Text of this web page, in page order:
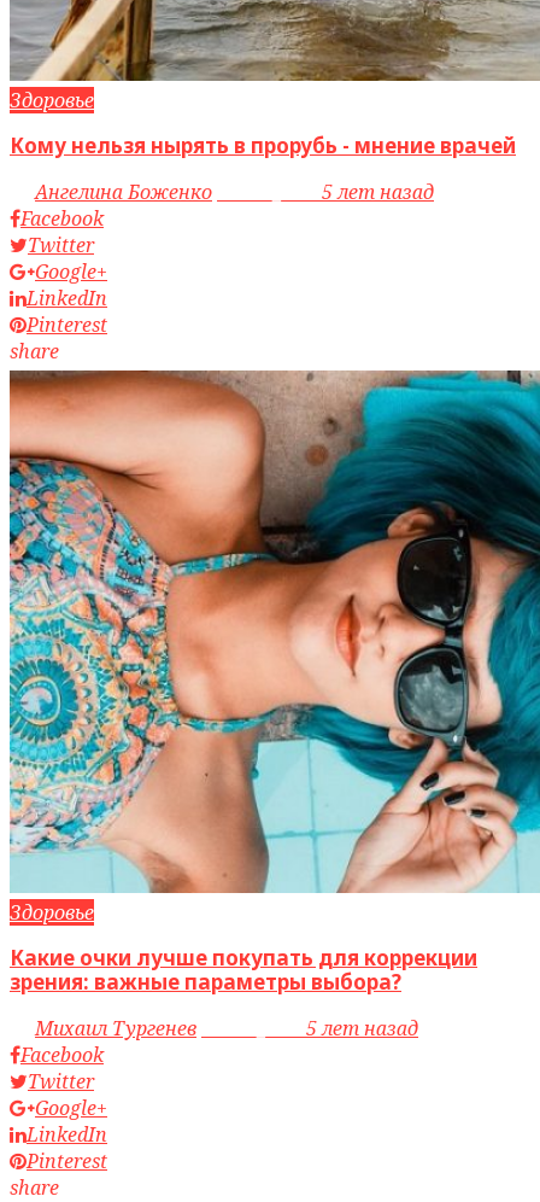
Здоровье
Кому нельзя нырять в прорубь - мнение врачей
byАнгелина Боженко
5 лет назад
Facebook
Twitter
Google+
LinkedIn
Pinterest
share
Здоровье
Какие очки лучше покупать для коррекции
зрения: важные параметры выбора?
byМихаил Тургенев
5 лет назад
Facebook
Twitter
Google+
LinkedIn
Pinterest
share